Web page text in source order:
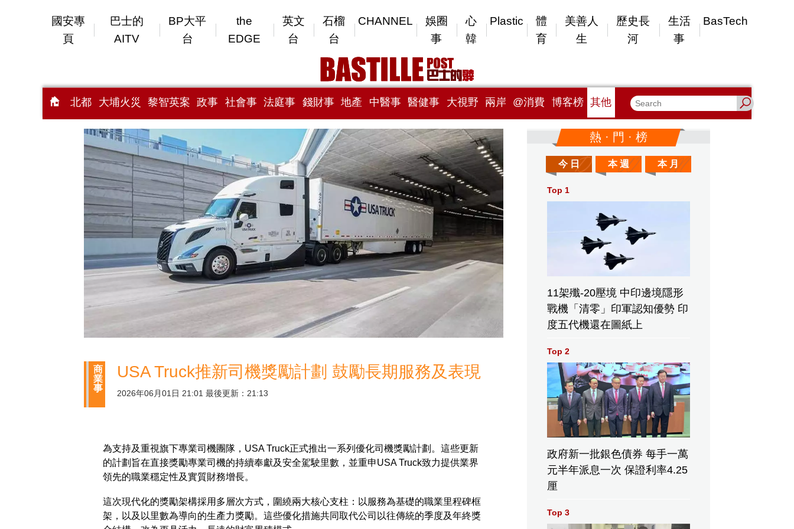
國安專
頁
巴士的
AITV
BP大平
台
the
EDGE
英文
台
石榴
台
CHANNEL
娛圈
事
心
韓
Plastic
體
育
美善人
生
歷史長
河
生活
事
BasTech
北都 大埔火災 黎智英案 政事 社會事 法庭事 錢財事 地產 中醫事 醫健事 大視野 兩岸 @消費 博客榜 其他
商
業
事
USA Truck推新司機獎勵計劃 鼓勵長期服務及表現
2026年06月01日 21:01 最後更新：21:13
為支持及重視旗下專業司機團隊，USA Truck正式推出一系列優化司機獎勵計劃。這些更新
的計劃旨在直接獎勵專業司機的持續奉獻及安全駕駛里數，並重申USA Truck致力提供業界
領先的職業穩定性及實質財務增長。
這次現代化的獎勵架構採用多層次方式，圍繞兩大核心支柱：以服務為基礎的職業里程碑框
架，以及以里數為導向的生產力獎勵。這些優化措施共同取代公司以往傳統的季度及年終獎
熱 · 門 · 榜
今 日 本 週 本 月
Top 1
11架殲-20壓境 中印邊境隱形
戰機「清零」印軍認知優勢 印
度五代機還在圖紙上
Top 2
政府新一批銀色債券 每手一萬
元半年派息一次 保證利率4.25
厘
Top 3